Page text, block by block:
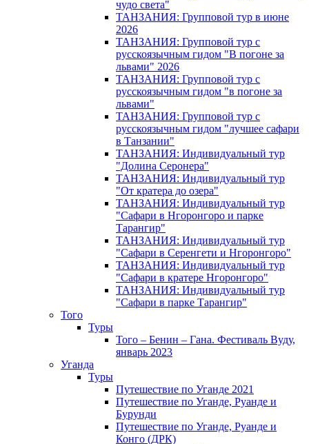
чудо света"
ТАНЗАНИЯ: Групповой тур в июне
2026
ТАНЗАНИЯ: Групповой тур с
русскоязычным гидом "В погоне за
львами" 2026
ТАНЗАНИЯ: Групповой тур с
русскоязычным гидом "в погоне за
львами"
ТАНЗАНИЯ: Групповой тур с
русскоязычным гидом "лучшее сафари
в Танзании"
ТАНЗАНИЯ: Индивидуальный тур
"Долина Серонера"
ТАНЗАНИЯ: Индивидуальный тур
"От кратера до озера"
ТАНЗАНИЯ: Индивидуальный тур
"Сафари в Нгоронгоро и парке
Тарангир"
ТАНЗАНИЯ: Индивидуальный тур
"Сафари в Серенгети и Нгоронгоро"
ТАНЗАНИЯ: Индивидуальный тур
"Сафари в кратере Нгоронгоро"
ТАНЗАНИЯ: Индивидуальный тур
"Сафари в парке Тарангир"
Того
Туры
Того – Бенин – Гана. Фестиваль Вуду,
январь 2023
Уганда
Туры
Путешествие по Уганде 2021
Путешествие по Уганде, Руанде и
Бурунди
Путешествие по Уганде, Руанде и
Конго (ДРК)